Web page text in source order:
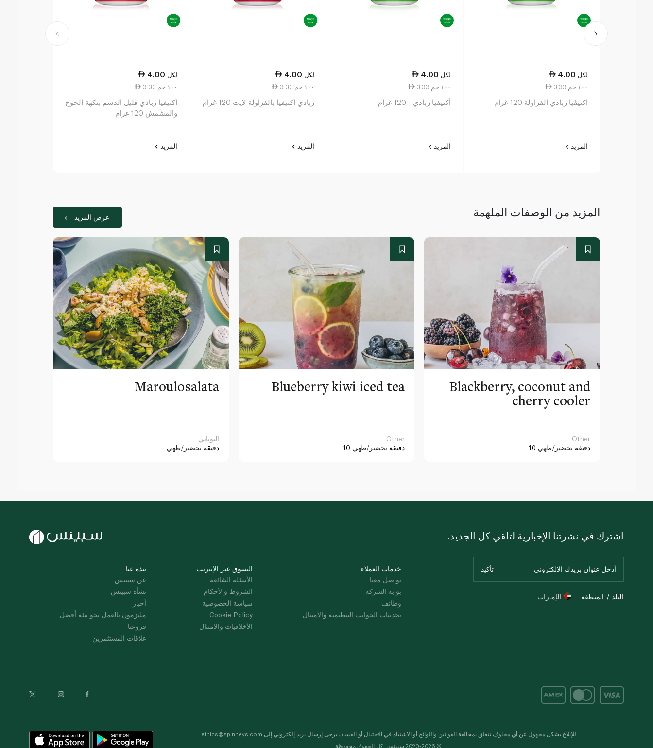
4.00 لكل
3.33 ١٠٠ جم
اكتيڤيا زبادي الفراولة 120 غرام
المزيد
4.00 لكل
3.33 ١٠٠ جم
أكتيفيا زبادي - 120 غرام
المزيد
4.00 لكل
3.33 ١٠٠ جم
زبادي أكتيفيا بالفراولة لايت 120 غرام
المزيد
4.00 لكل
3.33 ١٠٠ جم
أكتيفيا زبادي قليل الدسم بنكهة الخوخ
والمشمش 120 غرام
المزيد
المزيد من الوصفات الملهمة عرض المزيد
Maroulosalata
اليوناني
دقيقة تحضير/طهي
Blueberry kiwi iced tea
Other
10 دقيقة تحضير/طهي
Blackberry, coconut and
cherry cooler
Other
10 دقيقة تحضير/طهي
نبذة عنا
عن سبينس
نشأة سبينس
أخبار
ملتزمون بالعمل نحو بيئة أفضل
فروعنا
علاقات المستثمرين
التسوق عبر الإنترنت
الأسئلة الشائعة
الشروط والأحكام
سياسة الخصوصية
Cookie Policy
الأخلاقيات والامتثال
خدمات العملاء
تواصل معنا
بوابة الشركة
وظائف
تحديثات الجوانب التنظيمية والامتثال
اشترك في نشرتنا الإخبارية لتلقي كل الجديد.
البلد / المنطقة الإمارات
للإبلاغ بشكل مجهول عن أي مخاوف تتعلق بمخالفة القوانين واللوائح أو الاشتباه في الاحتيال أو الفساد، يرجى إرسال بريد إلكتروني إلى ethics@spinneys.com
© 2020-2026 سبينس. كل الحقوق محفوظة